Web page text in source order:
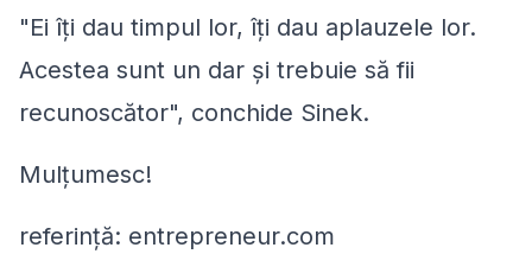
"Ei îți dau timpul lor, îți dau aplauzele lor.
Acestea sunt un dar și trebuie să fii
recunoscător", conchide Sinek.
Mulțumesc!
referință: entrepreneur.com